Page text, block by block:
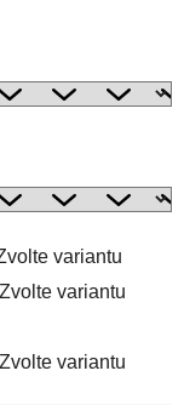
variantu
Zvolte variantu
Zvolte variantu